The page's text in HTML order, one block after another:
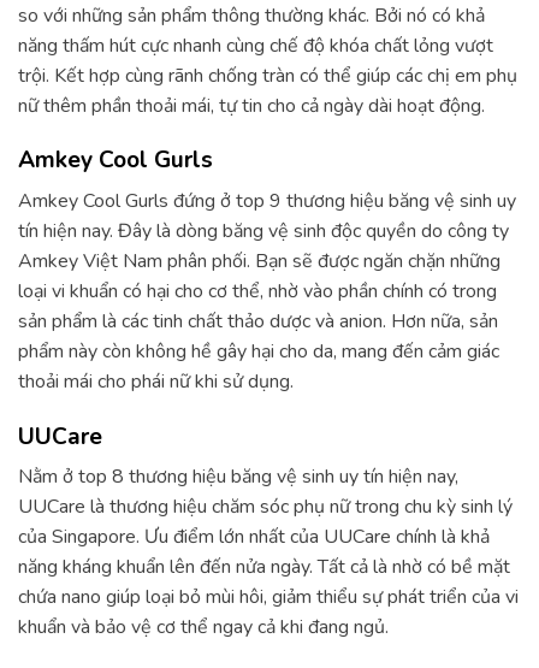
so với những sản phẩm thông thường khác. Bởi nó có khả
năng thấm hút cực nhanh cùng chế độ khóa chất lỏng vượt
trội. Kết hợp cùng rãnh chống tràn có thể giúp các chị em phụ
nữ thêm phần thoải mái, tự tin cho cả ngày dài hoạt động.
Amkey Cool Gurls
Amkey Cool Gurls đứng ở top 9 thương hiệu băng vệ sinh uy
tín hiện nay. Đây là dòng băng vệ sinh độc quyền do công ty
Amkey Việt Nam phân phối. Bạn sẽ được ngăn chặn những
loại vi khuẩn có hại cho cơ thể, nhờ vào phần chính có trong
sản phẩm là các tinh chất thảo dược và anion. Hơn nữa, sản
phẩm này còn không hề gây hại cho da, mang đến cảm giác
thoải mái cho phái nữ khi sử dụng.
UUCare
Nằm ở top 8 thương hiệu băng vệ sinh uy tín hiện nay,
UUCare là thương hiệu chăm sóc phụ nữ trong chu kỳ sinh lý
của Singapore. Ưu điểm lớn nhất của UUCare chính là khả
năng kháng khuẩn lên đến nửa ngày. Tất cả là nhờ có bề mặt
chứa nano giúp loại bỏ mùi hôi, giảm thiểu sự phát triển của vi
khuẩn và bảo vệ cơ thể ngay cả khi đang ngủ.